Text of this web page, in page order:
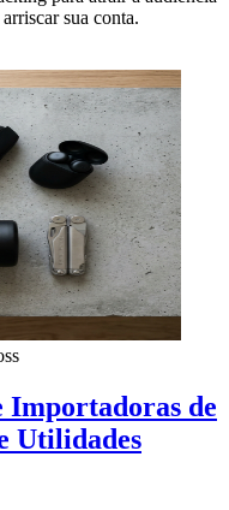
sua conta.
Importadoras de
Utilidades